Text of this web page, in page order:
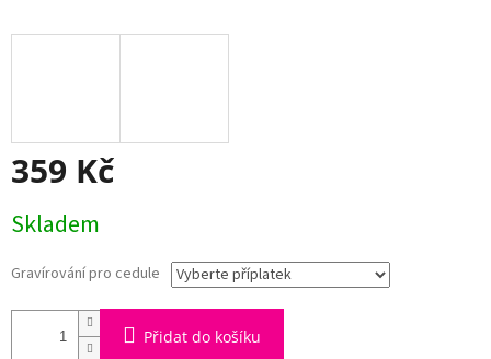
359 Kč
cena:
Skladem
Gravírování pro cedule
Přidat do košíku